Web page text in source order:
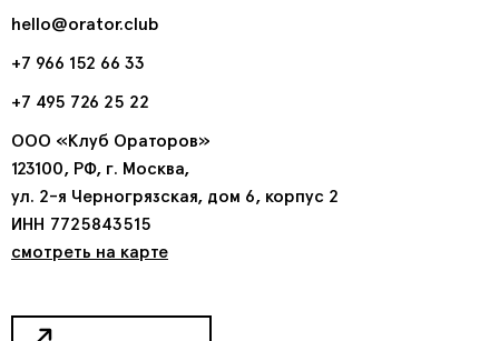
hello@orator.club
+7 966 152 66 33
+7 495 726 25 22
ООО «Клуб Ораторов»
123100, РФ, г. Москва,
ул. 2-я Черногрязская, дом 6, корпус 2
ИНН 7725843515
смотреть на карте